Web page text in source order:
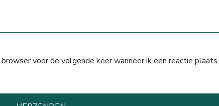
voor de volgende keer wanneer ik een reactie plaats.